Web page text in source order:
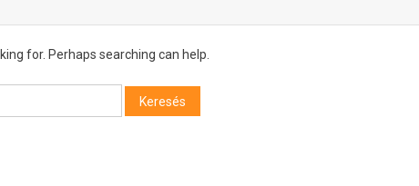
for. Perhaps searching can help.